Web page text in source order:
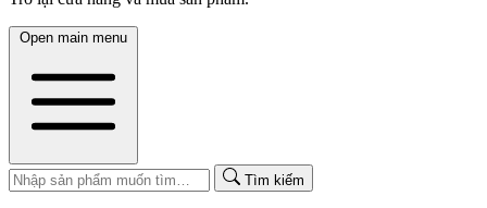
Open main menu
Tìm kiếm